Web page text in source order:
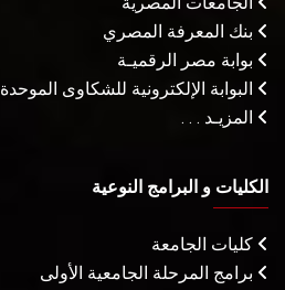
بنك المعرفة المصري
بوابة مصر الرقميـة
البوابة الإلكترونية للشكاوى الموحدة
المزيـد . . .
الكليات و البرامج النوعية
كليات الجامعة
برامج المرحلة الجامعية الأولى